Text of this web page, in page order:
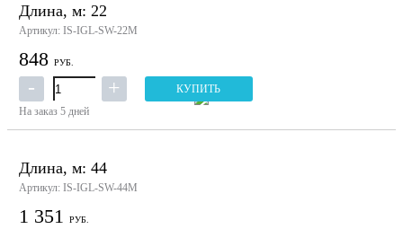
Длина, м: 22
Артикул: IS-IGL-SW-22M
848 РУБ.
КУПИТЬ
На заказ 5 дней
Длина, м: 44
Артикул: IS-IGL-SW-44M
1 351 РУБ.